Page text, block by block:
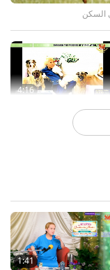
السكن
4:16
1:41